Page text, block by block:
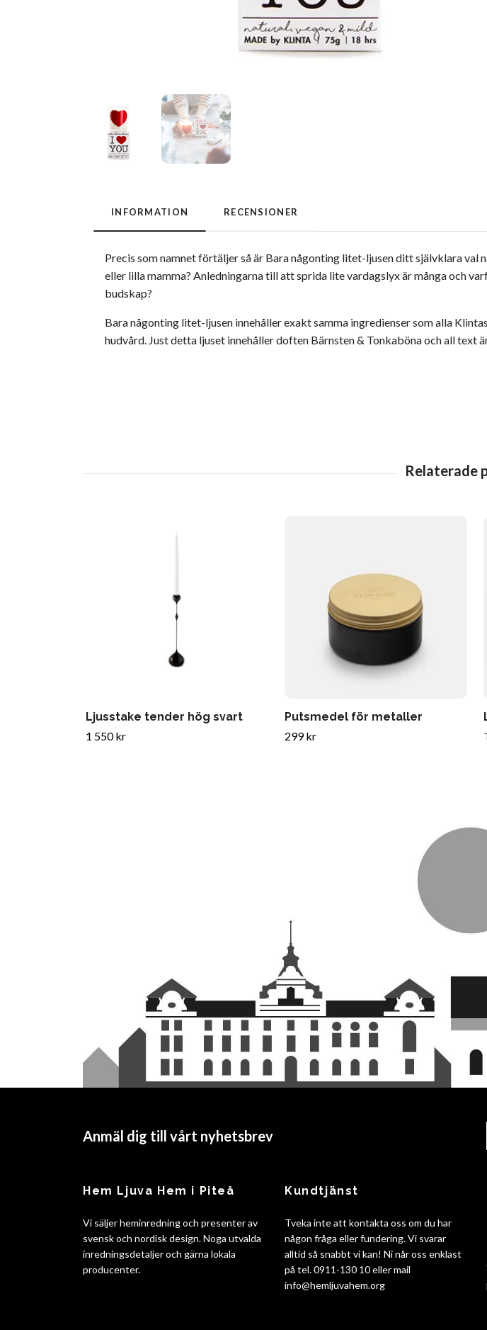
INFORMATION RECENSIONER
Precis som namnet förtäljer så är Bara någonting litet-ljusen ditt självklara val
eller lilla mamma? Anledningarna till att sprida lite vardagslyx är många och
budskap?
Bara någonting litet-ljusen innehåller exakt samma ingredienser som alla
hudvård. Just detta ljuset innehåller doften Bärnsten & Tonkaböna och all text
Ljusstake tender hög svart
1 550 kr
Putsmedel för metaller
299 kr
Anmäl dig till vårt nyhetsbrev
Hem Ljuva Hem i Piteå
Vi säljer heminredning och presenter av
svensk och nordisk design. Noga utvalda
inredningsdetaljer och gärna lokala
producenter.
Kundtjänst
Tveka inte att kontakta oss om du har
någon fråga eller fundering. Vi svarar
alltid så snabbt vi kan! Ni når oss enklast
på tel. 0911-130 10 eller mail
info@hemljuvahem.org